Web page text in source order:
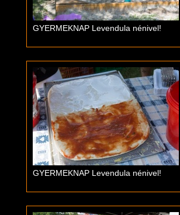
GYERMEKNAP Levendula nénivel!
GYERMEKNAP Levendula nénivel!